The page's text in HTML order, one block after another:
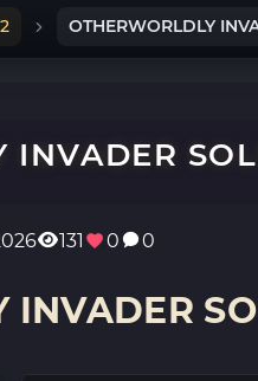
OTHERWORLDLY
INVADER
131 0 0
INVADER